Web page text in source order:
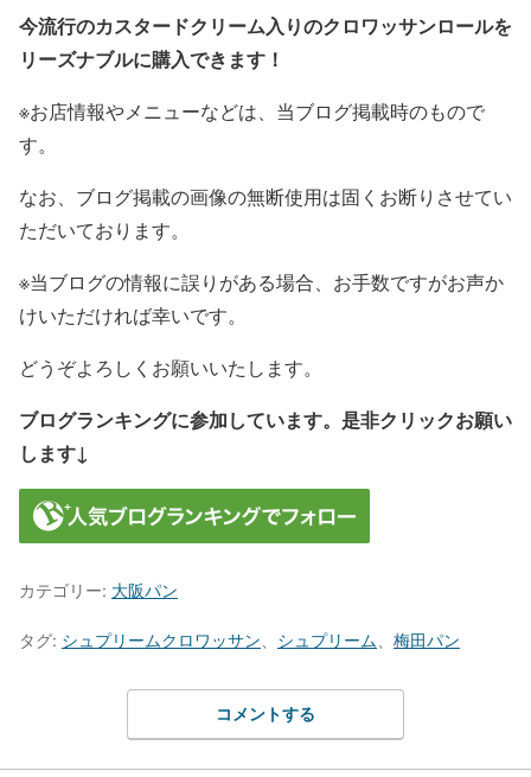
今流行のカスタードクリーム入りのクロワッサンロールを
リーズナブルに購入できます！
※お店情報やメニューなどは、当ブログ掲載時のもので
す。
なお、ブログ掲載の画像の無断使用は固くお断りさせてい
ただいております。
※当ブログの情報に誤りがある場合、お手数ですがお声か
けいただければ幸いです。
どうぞよろしくお願いいたします。
ブログランキングに参加しています。是非クリックお願い
します↓
カテゴリー: 大阪パン
タグ: シュプリームクロワッサン シュプリーム 梅田パン
コメントする